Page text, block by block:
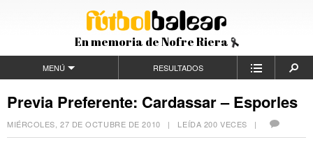
En memoria de Nofre Riera
MENÚ RESULTADOS
Previa Preferente: Cardassar – Esporles
MIÉRCOLES, 27 DE OCTUBRE DE 2010 | LEÍDA 200 VECES |